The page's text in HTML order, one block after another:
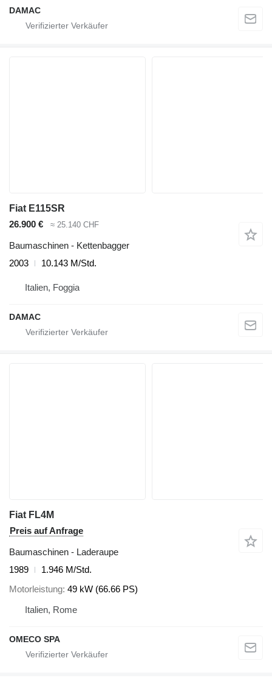
DAMAC
Fiat E115SR
26.900 €
≈ 25.140 CHF
Baumaschinen - Kettenbagger
2003
10.143 M/Std.
Italien, Foggia
DAMAC
Fiat FL4M
Preis auf Anfrage
Baumaschinen - Laderaupe
1989
1.946 M/Std.
Motorleistung 49 kW (66.66 PS)
Italien, Rome
OMECO SPA